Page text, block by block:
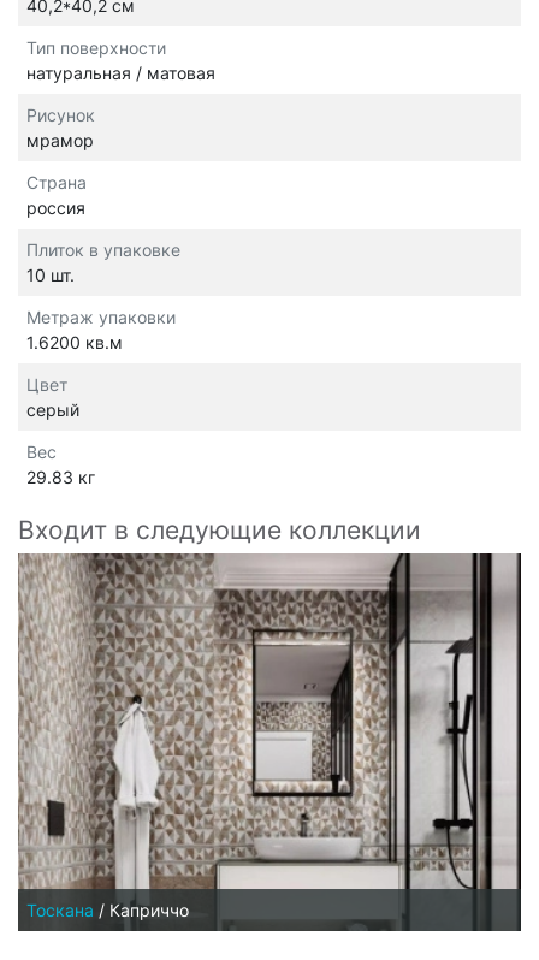
40,2*40,2 см
Тип поверхности
натуральная / матовая
Рисунок
мрамор
Страна
россия
Плиток в упаковке
10 шт.
Метраж упаковки
1.6200 кв.м
Цвет
серый
Вес
29.83 кг
Входит в следующие коллекции
Тоскана / Каприччо